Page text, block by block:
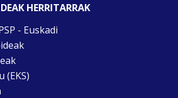
HERRITARRAK
- Euskadi
(EKS)